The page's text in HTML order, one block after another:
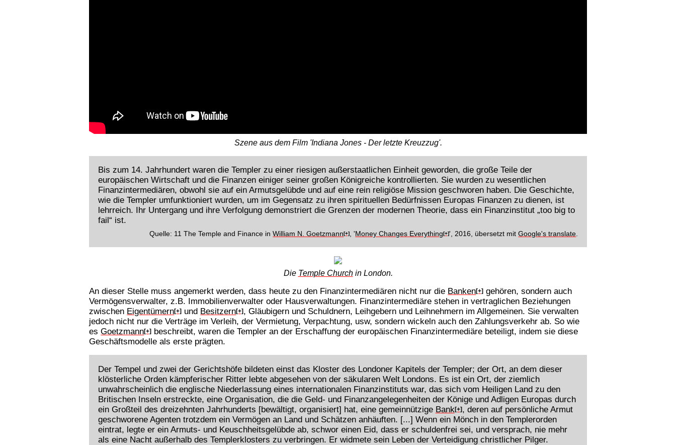
Szene aus dem Film 'Indiana Jones - Der letzte Kreuzzug'.
Bis zum 14. Jahrhundert waren die Templer zu einer riesigen außerstaatlichen Einheit geworden, die große Teile der
europäischen Wirtschaft und die Finanzen einiger seiner großen Königreiche kontrollierten. Sie wurden zu wesentlichen
Finanzintermediären, obwohl sie auf ein Armutsgelübde und auf eine rein religiöse Mission geschworen haben. Die Geschichte,
wie die Templer umfunktioniert wurden, um im Gegensatz zu ihren spirituellen Bedürfnissen Europas Finanzen zu dienen, ist
lehrreich. Ihr Untergang und ihre Verfolgung demonstriert die Grenzen der modernen Theorie, dass ein Finanzinstitut „too big to
fail“ ist.
Quelle: 11 The Temple and Finance inWilliam N. Goetzmann[+] , 'Money Changes Everything[+]', 2016, übersetzt mitGoogle's translate
Die Temple Churchin London.
An dieser Stelle muss angemerkt werden, dass heute zu den Finanzintermediären nicht nur die Banken[+] gehören, sondern auch
Vermögensverwalter, z.B. Immobilienverwalter oder Hausverwaltungen. Finanzintermediäre stehen in vertraglichen Beziehungen
zwischen Eigentümern[+] und Besitzern[+], Gläubigern und Schuldnern, Leihgebern und Leihnehmern im Allgemeinen. Sie verwalten
jedoch nicht nur die Verträge im Verleih, der Vermietung, Verpachtung, usw, sondern wickeln auch den Zahlungsverkehr ab. So wie
esGoetzmann[+] beschreibt, waren die Templer an der Erschaffung der europäischen Finanzintermediäre beteiligt, indem sie diese
Geschäftsmodelle als erste prägten.
Der Tempel und zwei der Gerichtshöfe bildeten einst das Kloster des Londoner Kapitels der Templer; der Ort, an dem dieser
klösterliche Orden kämpferischer Ritter lebte abgesehen von der säkularen Welt Londons. Es ist ein Ort, der ziemlich
unwahrscheinlich die englische Niederlassung eines internationalen Finanzinstituts war, das sich vom Heiligen Land zu den
Britischen Inseln erstreckte, eine Organisation, die die Geld- und Finanzangelegenheiten der Könige und Adligen Europas durch
ein Großteil des dreizehnten Jahrhunderts [bewältigt, organisiert] hat, eine gemeinnützige Bank[+], deren auf persönliche Armut
geschworene Agenten trotzdem ein Vermögen an Land und Schätzen anhäuften. [...] Wenn ein Mönch in den Templerorden
eintrat, legte er ein Armuts- und Keuschheitsgelübde ab, schwor einen Eid, dass er schuldenfrei sei, und versprach, nie mehr
als eine Nacht außerhalb des Templerklosters zu verbringen. Er widmete sein Leben der Verteidigung christlicher Pilger.